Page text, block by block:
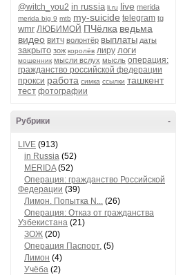
@witch_you2 in russia li.ru live merida
merida big 9 mtb my-suicide telegram tg
wmr ЛЮБИМОЙ ПЧёлка ведьма
видео витч волонтёр выплаты даты
закрыто зож королёв лиру логи
мошенник мысли вслух мысль операция:
гражданство российской федерации
прокси работа симка ссылки ташкент
тест фотографии
-
Рубрики
LIVE (913)
in Russia (52)
MERIDA(52)
Операция: гражданство Российской
Федерации (39)
Лимон. Попытка N... (26)
Операция: Отказ от гражданства
Узбекистана (21)
ЗОЖ (20)
Операция Паспорт. (5)
Лимон (4)
Учёба (2)